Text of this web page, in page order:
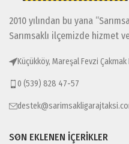
2010 yılından bu yana
Sarımsaklı ilçemizde hizmet
Küçükköy, Mareşal Fevzi
0 (539) 828 47-57
SON EKLENEN İÇERIKLER